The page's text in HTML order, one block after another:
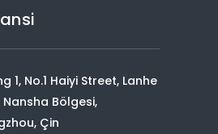
1, No.1 Haiyi Street, Lanhe
Nansha Bölgesi,
Çin